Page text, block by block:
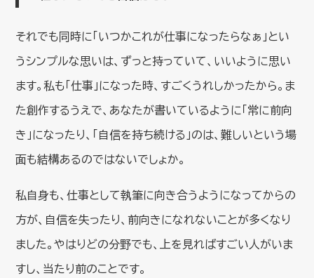
それでも同時に「いつかこれが仕事になったらなぁ」とい
うシンプルな思いは、ずっと持っていて、いいように思い
ます。私も「仕事」になった時、すごくうれしかったから。ま
た創作するうえで、あなたが書いているように「常に前向
き」になったり、「自信を持ち続ける」のは、難しいという場
面も結構あるのではないでしょか。
私自身も、仕事として執筆に向き合うようになってからの
方が、自信を失ったり、前向きになれないことが多くなり
ました。やはりどの分野でも、上を見ればすごい人がいま
すし、当たり前のことです。